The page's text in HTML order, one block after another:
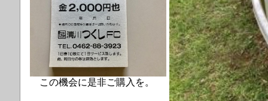
この機会に是非ご購入を。